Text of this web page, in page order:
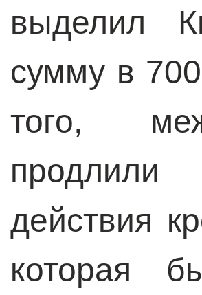
выделил
сумму в
того,
действия
которая